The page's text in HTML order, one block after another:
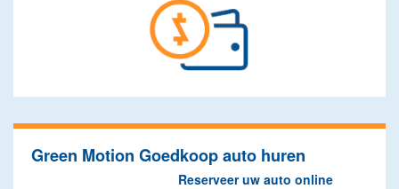
Green Motion Goedkoop auto huren
Reserveer uw auto online